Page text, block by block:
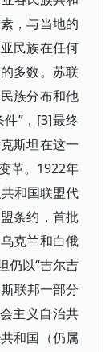
，与当地的
民族在任何
多数。苏联
族分布和他
”，[3]最终
斯坦在这一
革。1922年
和国联盟代
条约，首批
克兰和白俄
仍以“吉尔吉
联邦一部分
主义自治共
和国（仍属